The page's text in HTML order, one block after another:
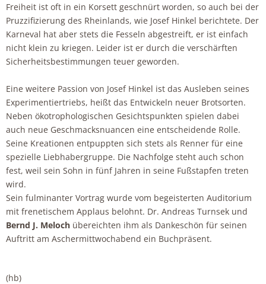
Freiheit ist oft in ein Korsett geschnürt worden, so auch bei der
Pruzzifizierung des Rheinlands, wie Josef Hinkel berichtete. Der
Karneval hat aber stets die Fesseln abgestreift, er ist einfach
nicht klein zu kriegen. Leider ist er durch die verschärften
Sicherheitsbestimmungen teuer geworden.
Eine weitere Passion von Josef Hinkel ist das Ausleben seines
Experimentiertriebs, heißt das Entwickeln neuer Brotsorten.
Neben ökotrophologischen Gesichtspunkten spielen dabei
auch neue Geschmacksnuancen eine entscheidende Rolle.
Seine Kreationen entpuppten sich stets als Renner für eine
spezielle Liebhabergruppe. Die Nachfolge steht auch schon
fest, weil sein Sohn in fünf Jahren in seine Fußstapfen treten
wird.
Sein fulminanter Vortrag wurde vom begeisterten Auditorium
mit frenetischem Applaus belohnt. Dr. Andreas Turnsek und
Bernd J. Meloch übereichten ihm als Dankeschön für seinen
Auftritt am Aschermittwochabend ein Buchpräsent.
(hb)